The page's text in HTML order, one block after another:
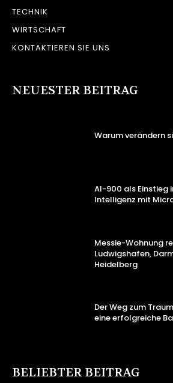
TECHNIK
WIRTSCHAFT
KONTAKTIEREN SIE UNS
NEUESTER BEITRAG
Warum verändern
AI-900 als Einstieg
Intelligenz mit
Messie-Wohnung
Ludwigshafen,
Heidelberg
Der Weg zum
eine erfolgreiche
BELIEBTER BEITRAG